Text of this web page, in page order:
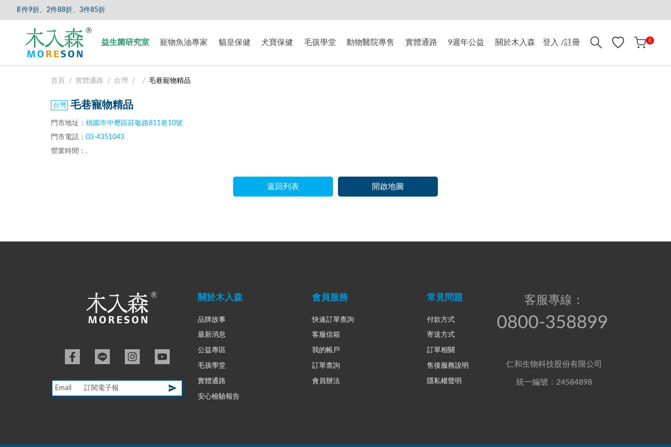
單件9折、2件88折、3件85折
益生菌研究室 寵物魚油專家 貓皇保健 犬寶保健 毛孩學堂 動物醫院專售 實體通路 9週年公益 關於木入森 登入 /註冊 0
首頁 實體通路 台灣 毛巷寵物精品
毛巷寵物精品
門市地址： 桃園市中壢區莊敬路811巷10號
門市電話： 03-4351043
營業時間： .
返回列表 開啟地圖
客服專線：
0800-358899
仁和生物科技股份有限公司
統一編號：24584898
關於木入森
品牌故事
最新消息
公益專區
毛孩學堂
實體通路
安心檢驗報告
會員服務
快速訂單查詢
客服信箱
我的帳戶
訂單查詢
會員辦法
常見問題
付款方式
寄送方式
訂單相關
售後服務說明
隱私權聲明
Email